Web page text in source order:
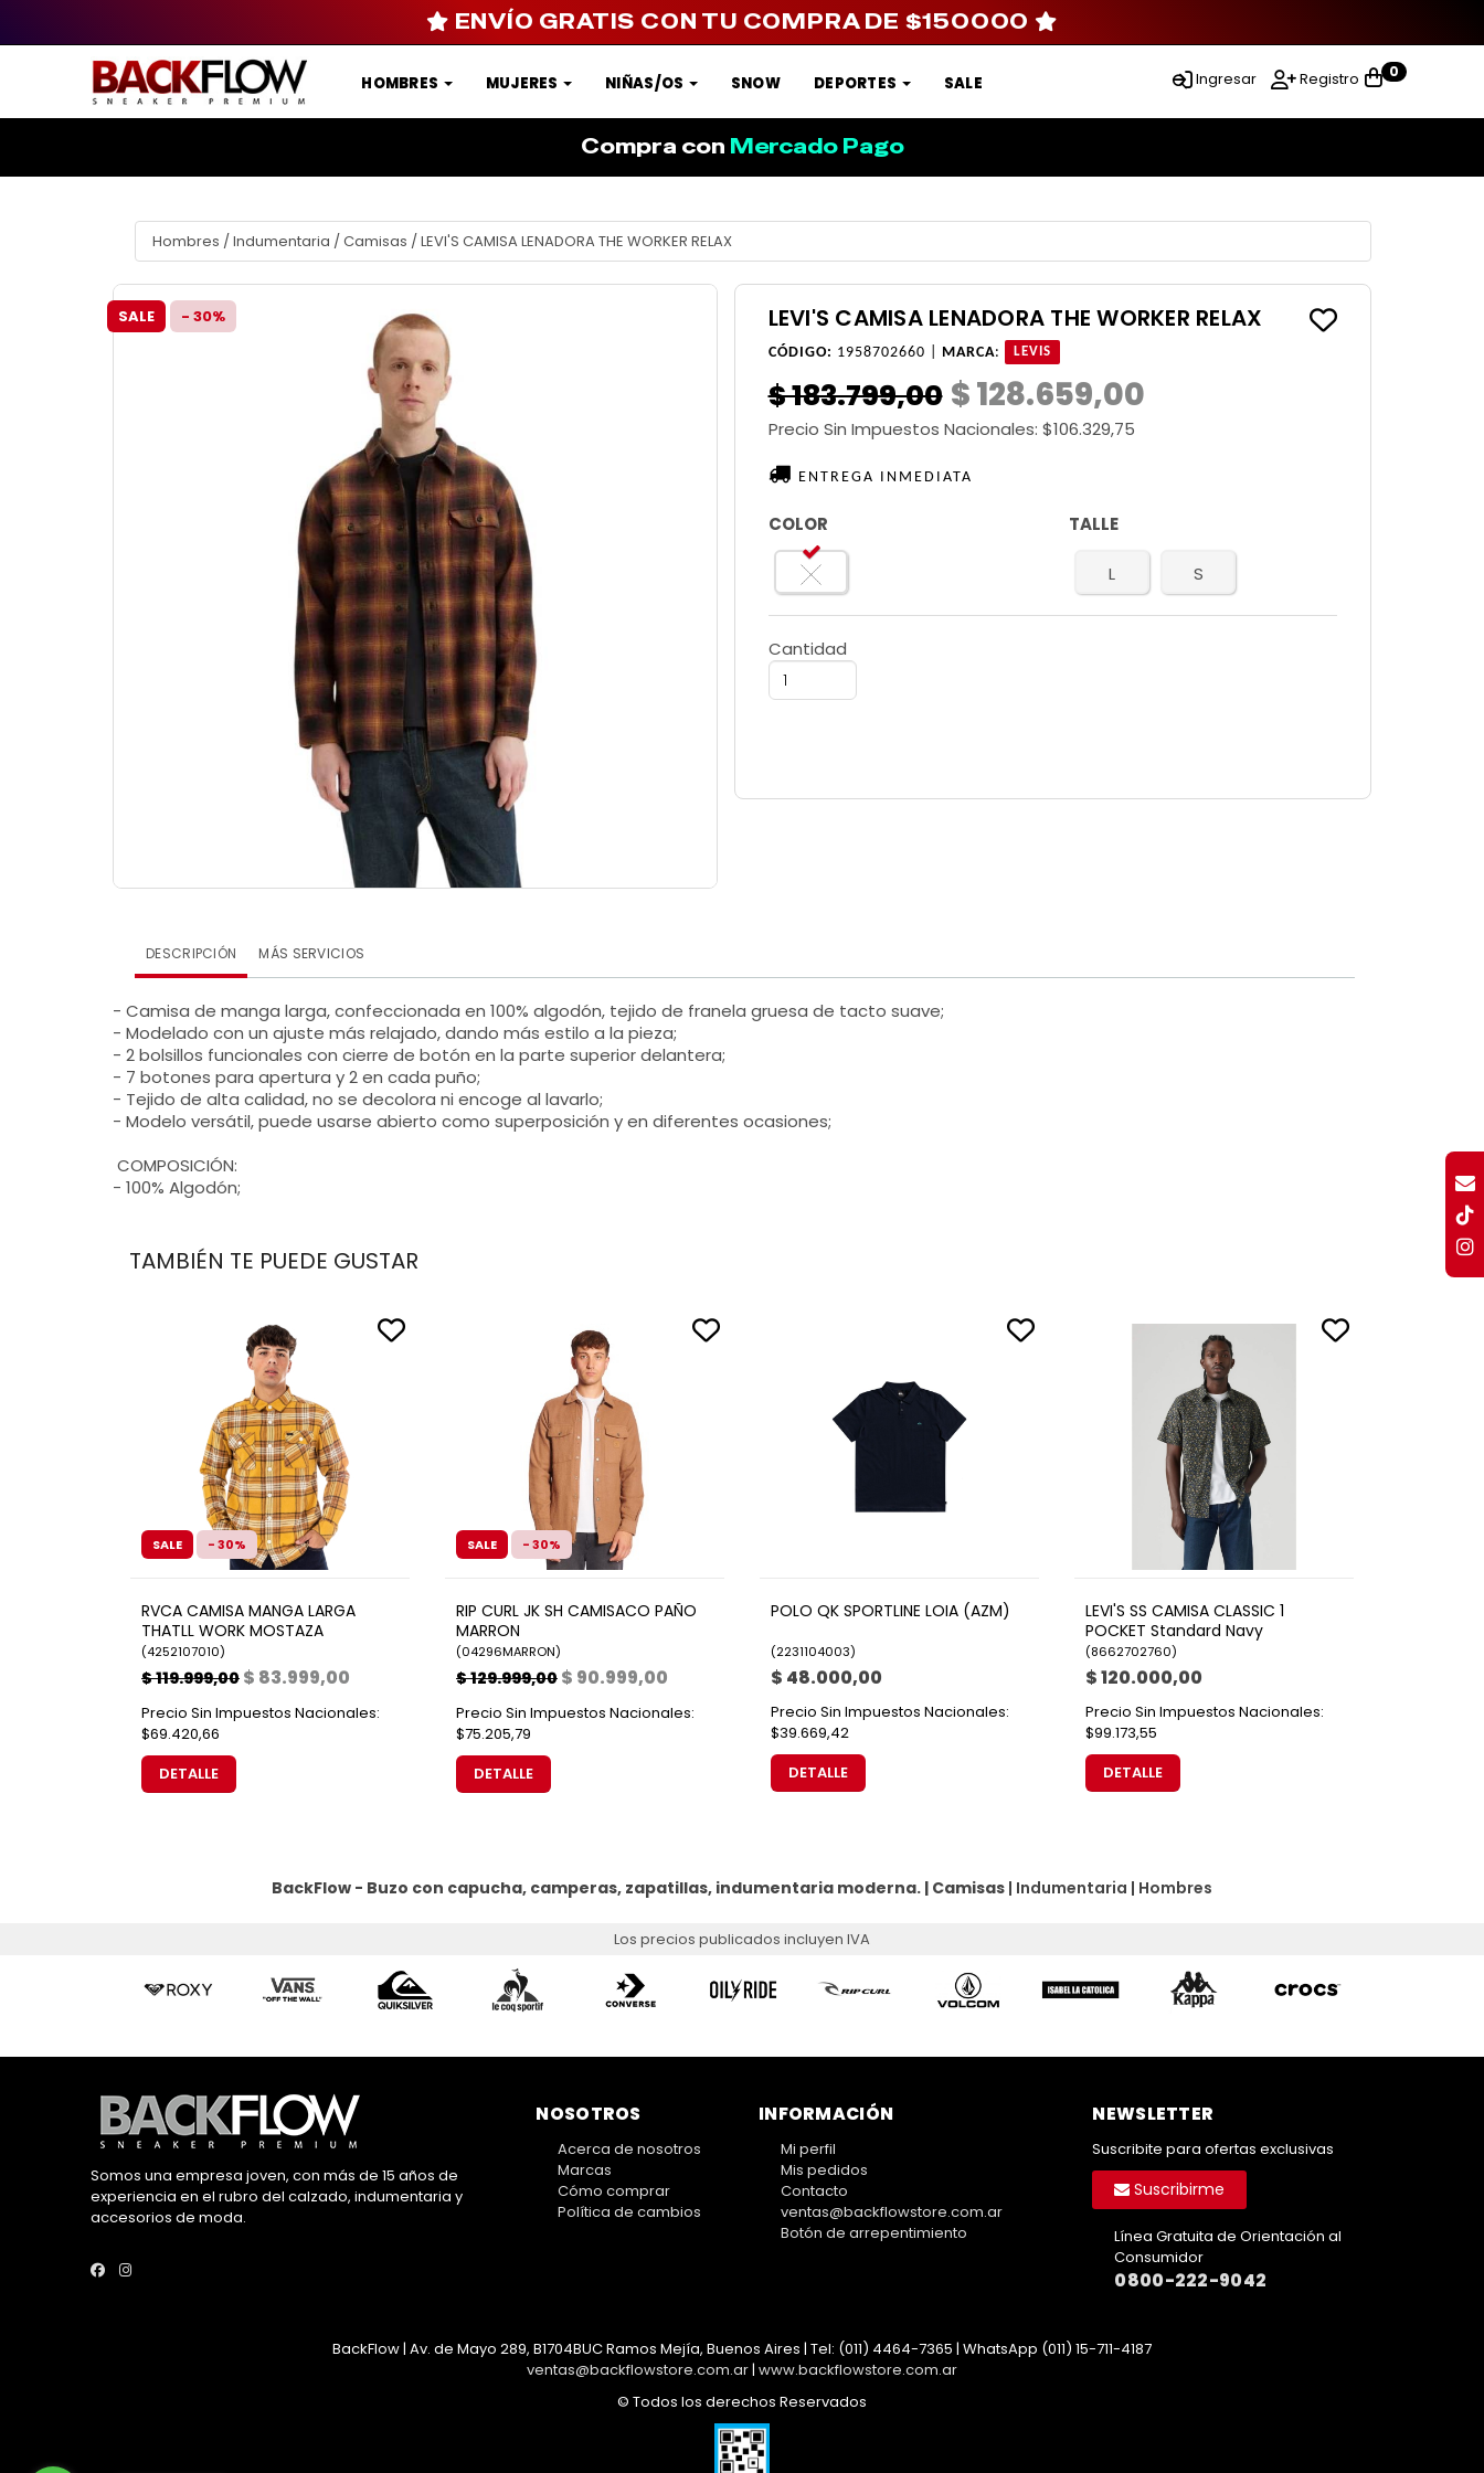
Ingresar Registro 0
HOMBRES MUJERES NIÑAS/OS SNOW DEPORTES SALE
ENVÍO GRATIS CON TU COMPRA DE $150000
Compra con Mercado Pago
Hombres / Indumentaria / Camisas / LEVI'S CAMISA LENADORA THE WORKER RELAX
SALE - 30% LEVI'S CAMISA LENADORA THE WORKER RELAX
CÓDIGO: 1958702660 | MARCA: LEVIS
$ 183.799,00 $ 128.659,00
Precio Sin Impuestos Nacionales: $106.329,75
ENTREGA INMEDIATA
COLOR TALLE
L S
Cantidad
DESCRIPCIÓN MÁS SERVICIOS
- Camisa de manga larga, confeccionada en 100% algodón, tejido de franela gruesa de tacto suave;
- Modelado con un ajuste más relajado, dando más estilo a la pieza;
- 2 bolsillos funcionales con cierre de botón en la parte superior delantera;
- 7 botones para apertura y 2 en cada puño;
- Tejido de alta calidad, no se decolora ni encoge al lavarlo;
- Modelo versátil, puede usarse abierto como superposición y en diferentes ocasiones;
COMPOSICIÓN:
- 100% Algodón;
TAMBIÉN TE PUEDE GUSTAR
SALE - 30%
RVCA CAMISA MANGA LARGA
THATLL WORK MOSTAZA
(4252107010)
$ 119.999,00 $ 83.999,00
Precio Sin Impuestos Nacionales:
$69.420,66
DETALLE
SALE - 30%
RIP CURL JK SH CAMISACO PAÑO
MARRON
(04296MARRON)
$ 129.999,00 $ 90.999,00
Precio Sin Impuestos Nacionales:
$75.205,79
DETALLE
POLO QK SPORTLINE LOIA (AZM)
(2231104003)
$ 48.000,00
Precio Sin Impuestos Nacionales:
$39.669,42
DETALLE
LEVI'S SS CAMISA CLASSIC 1
POCKET Standard Navy
(8662702760)
$ 120.000,00
Precio Sin Impuestos Nacionales:
$99.173,55
DETALLE
BackFlow - Buzo con capucha, camperas, zapatillas, indumentaria moderna. | Camisas | Indumentaria | Hombres
Los precios publicados incluyen IVA
Somos una empresa joven, con más de 15 años de
experiencia en el rubro del calzado, indumentaria y
accesorios de moda.
NOSOTROS
Acerca de nosotros
Marcas
Cómo comprar
Política de cambios
INFORMACIÓN
Mi perfil
Mis pedidos
Contacto
ventas@backflowstore.com.ar
Botón de arrepentimiento
NEWSLETTER
Suscribite para ofertas exclusivas
Suscribirme
Línea Gratuita de Orientación al
Consumidor
0800-222-9042
BackFlow | Av. de Mayo 289, B1704BUC Ramos Mejía, Buenos Aires | Tel: (011) 4464-7365 | WhatsApp (011) 15-711-4187
ventas@backflowstore.com.ar| www.backflowstore.com.ar
© Todos los derechos Reservados